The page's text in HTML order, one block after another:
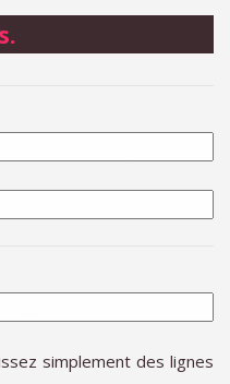
simplement des lignes